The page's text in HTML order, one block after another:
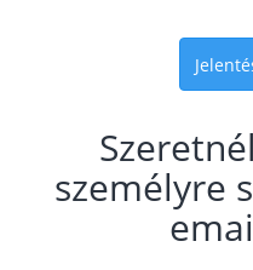
személyre